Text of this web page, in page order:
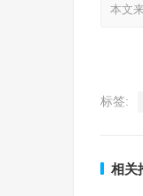
本文
标签:
相关